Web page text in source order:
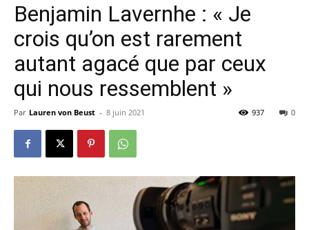
Benjamin Lavernhe : « Je
crois qu’on est rarement
autant agacé que par ceux
qui nous ressemblent »
Par Lauren von Beust - 8 juin 2021 0
937